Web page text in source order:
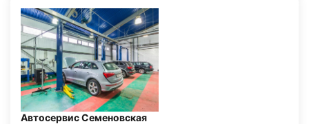
Автосервис Семеновская